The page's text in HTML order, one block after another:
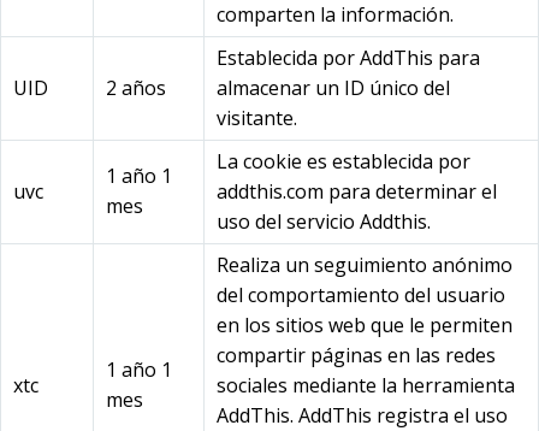
comparten la información.
UID 2 años
Establecida por AddThis para
almacenar un ID único del
visitante.
uvc
1 año 1
mes
La cookie es establecida por
addthis.com para determinar el
uso del servicio Addthis.
xtc
1 año 1
mes
Realiza un seguimiento anónimo
del comportamiento del usuario
en los sitios web que le permiten
compartir páginas en las redes
sociales mediante la herramienta
AddThis. AddThis registra el uso